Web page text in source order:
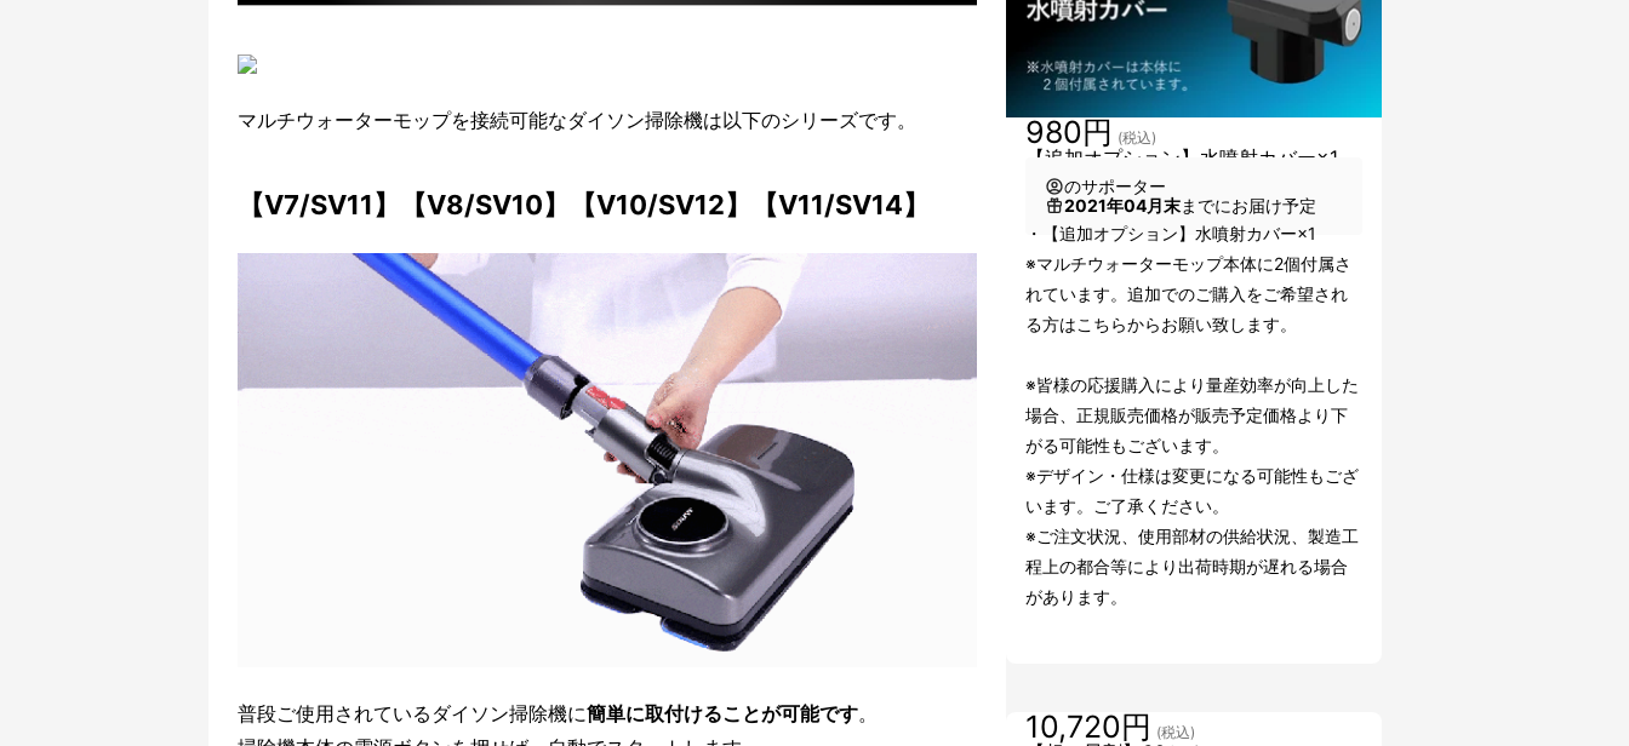
マルチウォーターモップを接続可能なダイソン掃除機は以下のシリーズです。
【V7/SV11】【V8/SV10】【V10/SV12】【V11/SV14】
普段ご使用されているダイソン掃除機に簡単に取付けることが可能です。
【追加オプション】水噴射カバー×1
980円 (税込)
のサポーター
2021年04月末までにお届け予定
・【追加オプション】水噴射カバー×1
※マルチウォーターモップ本体に2個付属さ
れています。追加でのご購入をご希望され
る方はこちらからお願い致します。
※皆様の応援購入により量産効率が向上した
場合、正規販売価格が販売予定価格より下
がる可能性もございます。
※デザイン・仕様は変更になる可能性もござ
います。ご了承ください。
※ご注文状況、使用部材の供給状況、製造工
程上の都合等により出荷時期が遅れる場合
があります。
10,720円 (税込)